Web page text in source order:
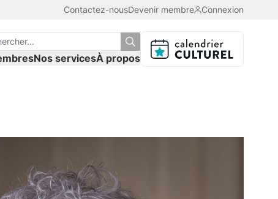
Contactez-nousDevenir membre Connexion
Nos servicesÀ propos